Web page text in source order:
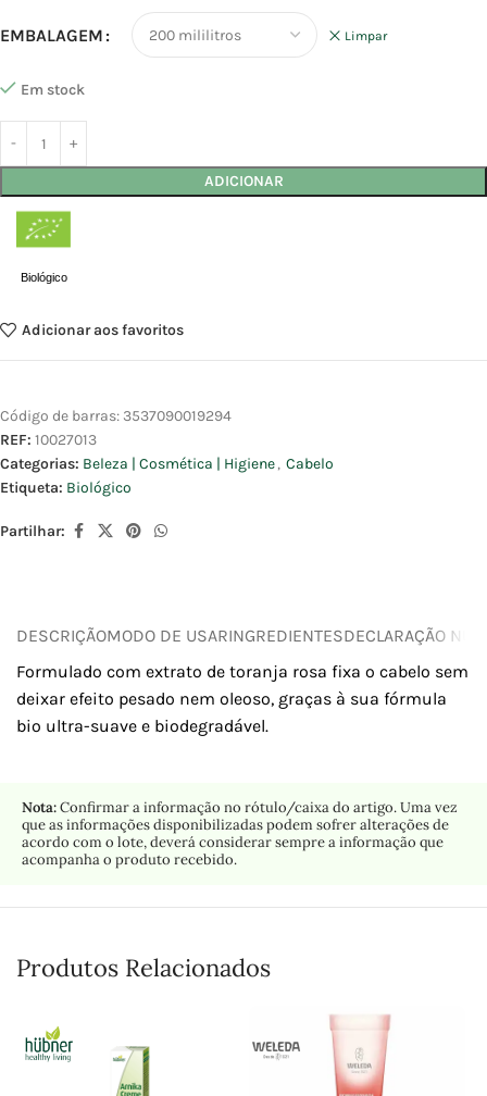
EMBALAGEM Limpar
Em stock
ADICIONAR
Biológico
Adicionar aos favoritos
Código de barras: 3537090019294
REF: 10027013
Categorias: Beleza | Cosmética | Higiene, Cabelo
Etiqueta: Biológico
Partilhar:
DESCRIÇÃOMODO DE USARINGREDIENTESDECLARAÇÃO
Formulado com extrato de toranja rosa fixa o cabelo sem
deixar efeito pesado nem oleoso, graças à sua fórmula
bio ultra-suave e biodegradável.
Nota:Confirmar a informação no rótulo/caixa do artigo. Uma vez
que as informações disponibilizadas podem sofrer alterações de
acordo com o lote, deverá considerar sempre a informação que
acompanha o produto recebido.
Produtos Relacionados